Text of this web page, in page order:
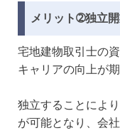
メリット➁独立
宅地建物取引士の
キャリアの向上が
独立することによ
が可能となり、会